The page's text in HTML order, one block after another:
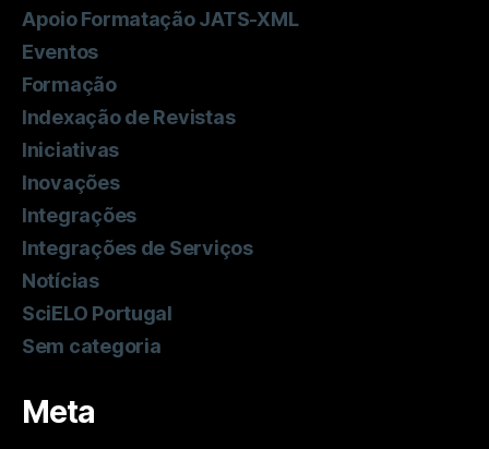
Apoio Formatação JATS-XML
Eventos
Formação
Indexação de Revistas
Iniciativas
Inovações
Integrações
Integrações de Serviços
Notícias
SciELO Portugal
Sem categoria
Meta